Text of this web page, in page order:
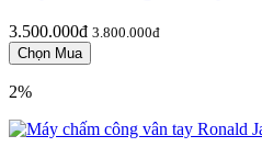
3.500.000đ 3.800.000đ
2%